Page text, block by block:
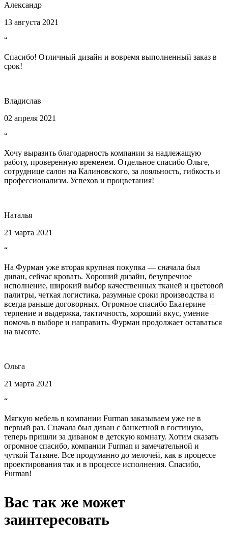
Александр
13 августа 2021
“
Спасибо! Отличный дизайн и вовремя выполненный заказ в
срок!
Владислав
02 апреля 2021
“
Хочу выразить благодарность компании за надлежащую
работу, проверенную временем. Отдельное спасибо Ольге,
сотруднице салон на Калиновского, за лояльность, гибкость и
профессионализм. Успехов и процветания!
Наталья
21 марта 2021
“
На Фурман уже вторая крупная покупка — сначала был
диван, сейчас кровать. Хороший дизайн, безупречное
исполнение, широкий выбор качественных тканей и цветовой
палитры, четкая логистика, разумные сроки производства и
всегда раньше договорных. Огромное спасибо Екатерине —
терпение и выдержка, тактичность, хороший вкус, умение
помочь в выборе и направить. Фурман продолжает оставаться
на высоте.
Ольга
21 марта 2021
“
Мягкую мебель в компании Furman заказываем уже не в
первый раз. Сначала был диван с банкетной в гостиную,
теперь пришли за диваном в детскую комнату. Хотим сказать
огромное спасибо, компании Furman и замечательной и
чуткой Татьяне. Все продуманно до мелочей, как в процессе
проектирования так и в процессе исполнения. Спасибо,
Furman!
Вас так же может
заинтересовать